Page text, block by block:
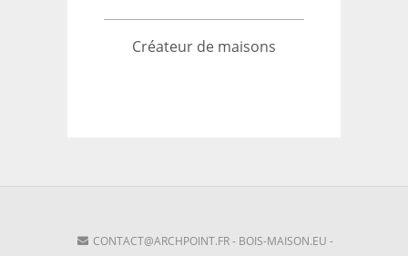
Créateur de maisons
CONTACT@ARCHPOINT.FR- BOIS-MAISON.EU -